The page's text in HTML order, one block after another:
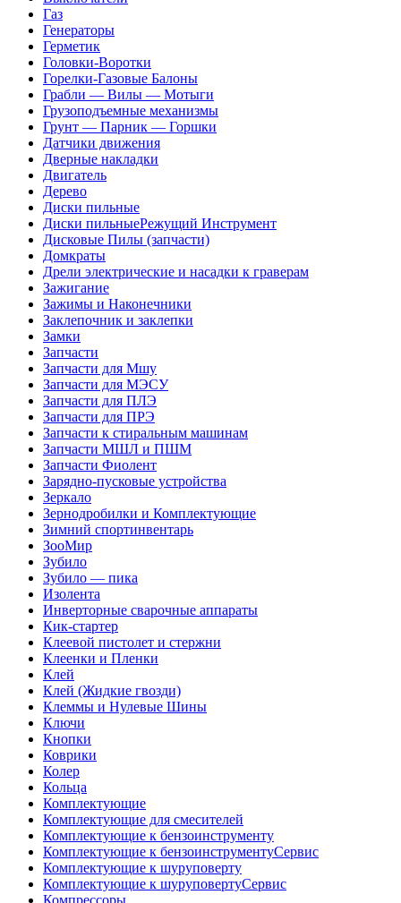
Газ
Генераторы
Герметик
Головки-Воротки
Горелки-Газовые Балоны
Грабли — Вилы — Мотыги
Грузоподъемные механизмы
Грунт — Парник — Горшки
Датчики движения
Дверные накладки
Двигатель
Дерево
Диски пильные
Диски пильныеРежущий Инструмент
Дисковые Пилы (запчасти)
Домкраты
Дрели электрические и насадки к граверам
Зажигание
Зажимы и Наконечники
Заклепочник и заклепки
Замки
Запчасти
Запчасти для Мшу
Запчасти для МЭСУ
Запчасти для ПЛЭ
Запчасти для ПРЭ
Запчасти к стиральным машинам
Запчасти МШЛ и ПШМ
Запчасти Фиолент
Зарядно-пусковые устройства
Зеркало
Зернодробилки и Комплектующие
Зимний спортинвентарь
ЗооМир
Зубило
Зубило — пика
Изолента
Инверторные сварочные аппараты
Кик-стартер
Клеевой пистолет и стержни
Клеенки и Пленки
Клей
Клей (Жидкие гвозди)
Клеммы и Нулевые Шины
Ключи
Кнопки
Коврики
Колер
Кольца
Комплектующие
Комплектующие для смесителей
Комплектующие к бензоинструменту
Комплектующие к бензоинструментуСервис
Комплектующие к шуруповерту
Комплектующие к шуруповертуСервис
Компрессоры